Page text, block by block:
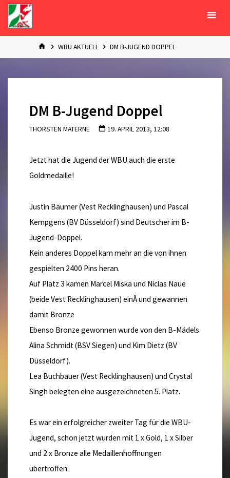
Zum
Inhalt
springen
STARTWBU AKTUELL DM B-JUGEND DOPPEL
DM B-Jugend Doppel
THORSTEN MATERNE 19. APRIL 2013, 12:08
Jetzt hat die Jugend der WBU auch die erste
Goldmedaille!
Justin Bäumer (Vest Recklinghausen) und Pascal
Kempgens (BV Düsseldorf) sind Deutscher im B-
Jugend-Doppel.
Kein anderes Doppel kam mehr an die von ihnen
gespielten 2400 Pins heran.
Auf Platz 3 kamen Marcel Miska und Niclas Naue
(beide Vest Recklinghausen) einÂ und gewannen
damit Bronze
Ebenso Bronze gewonnen wurde von den B-Mädels
Alina Schmidt (BSV Siegen) und Kim Dietz (BV
Düsseldorf).
Lea Buchbauer (Vest Recklinghausen) und Crystal
Singh belegten eine ausgezeichneten 5. Platz.
Es war ein erfolgreicher zweiter Tag für die WBU-
Jugend, schon jetzt wurden mit 1 x Gold, 1 x Silber
und 2 x Bronze alle Medaillenhoffnungen
übertroffen.